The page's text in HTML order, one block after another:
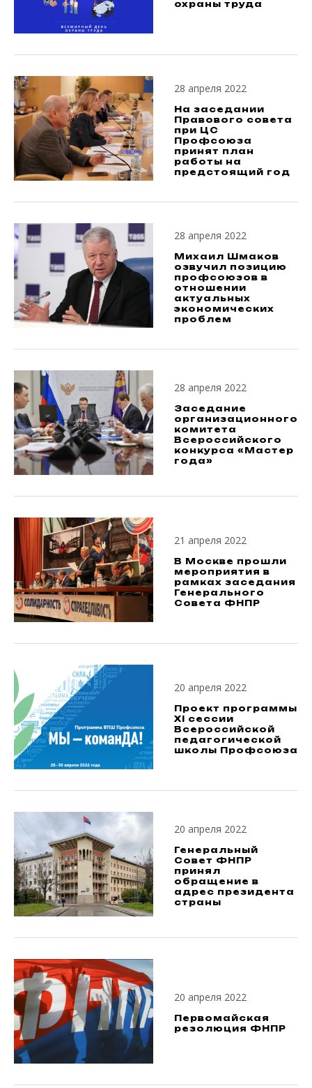
охраны труда
28 апреля 2022
На заседании
Правового совета
при ЦС
Профсоюза
принят план
работы на
предстоящий год
28 апреля 2022
Михаил Шмаков
озвучил позицию
профсоюзов в
отношении
актуальных
экономических
проблем
28 апреля 2022
Заседание
организационного
комитета
Всероссийского
конкурса «Мастер
года»
21 апреля 2022
В Москве прошли
мероприятия в
рамках заседания
Генерального
Совета ФНПР
20 апреля 2022
Проект программы
XI сессии
Всероссийской
педагогической
школы Профсоюза
20 апреля 2022
Генеральный
Совет ФНПР
принял
обращение в
адрес президента
страны
20 апреля 2022
Первомайская
резолюция ФНПР